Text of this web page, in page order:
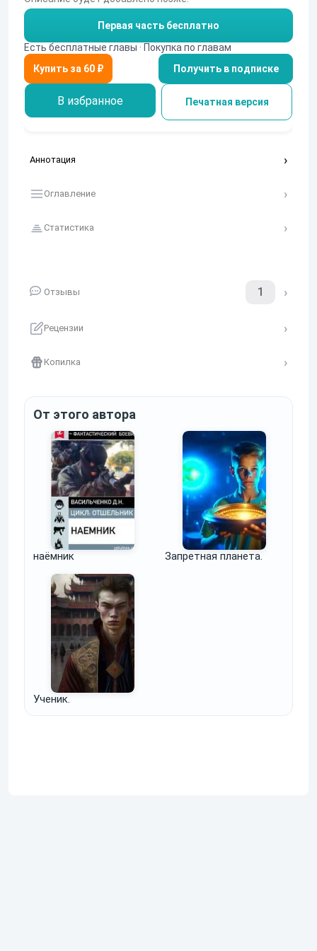
Первая часть бесплатно
Есть бесплатные главы · Покупка по главам
Получить в подписке
В избранное Печатная версия
Аннотация
Оглавление
Статистика
Отзывы 1
Рецензии
Копилка
От этого автора
наёмник Запретная планета.
Ученик.